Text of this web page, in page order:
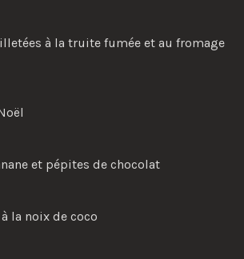
à la truite fumée et au fromage
et pépites de chocolat
la noix de coco